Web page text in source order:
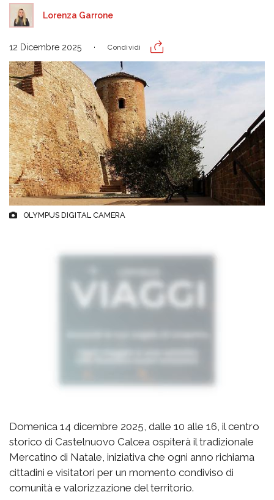
Lorenza Garrone
12 Dicembre 2025 Condividi
OLYMPUS DIGITAL CAMERA
Domenica 14 dicembre 2025, dalle 10 alle 16, il centro
storico di Castelnuovo Calcea ospiterà il tradizionale
Mercatino di Natale, iniziativa che ogni anno richiama
cittadini e visitatori per un momento condiviso di
comunità e valorizzazione del territorio.